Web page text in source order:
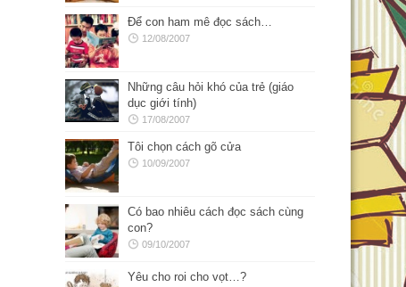
Để con ham mê đọc sách…
12/08/2007
Những câu hỏi khó của trẻ (giáo
dục giới tính)
17/08/2007
Tôi chọn cách gõ cửa
10/09/2007
Có bao nhiêu cách đọc sách cùng
con?
09/10/2007
Yêu cho roi cho vọt…?